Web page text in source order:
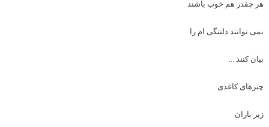
هر چقدر هم خوب باشند
نمی توانند دلتنگی ام را
بیان کنند …
چترهای کاغذی
زیر باران